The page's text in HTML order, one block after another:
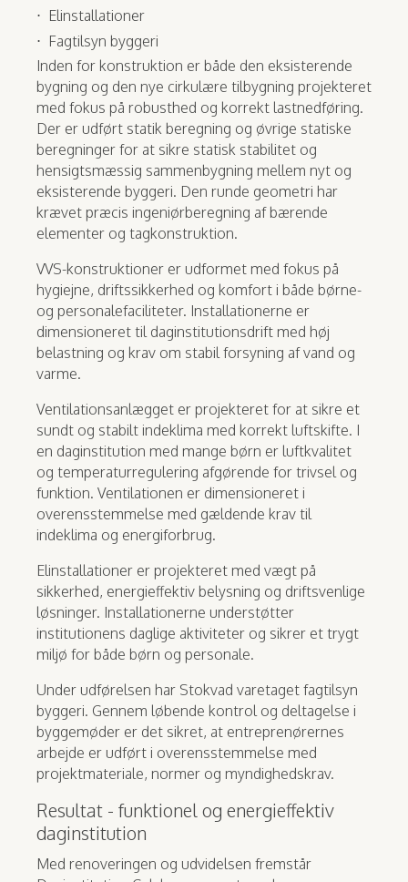
Elinstallationer
Fagtilsyn byggeri
Inden for konstruktion er både den eksisterende
bygning og den nye cirkulære tilbygning projekteret
med fokus på robusthed og korrekt lastnedføring.
Der er udført statik beregning og øvrige statiske
beregninger for at sikre statisk stabilitet og
hensigtsmæssig sammenbygning mellem nyt og
eksisterende byggeri. Den runde geometri har
krævet præcis ingeniørberegning af bærende
elementer og tagkonstruktion.
VVS-konstruktioner er udformet med fokus på
hygiejne, driftssikkerhed og komfort i både børne-
og personalefaciliteter. Installationerne er
dimensioneret til daginstitutionsdrift med høj
belastning og krav om stabil forsyning af vand og
varme.
Ventilationsanlægget er projekteret for at sikre et
sundt og stabilt indeklima med korrekt luftskifte. I
en daginstitution med mange børn er luftkvalitet
og temperaturregulering afgørende for trivsel og
funktion. Ventilationen er dimensioneret i
overensstemmelse med gældende krav til
indeklima og energiforbrug.
Elinstallationer er projekteret med vægt på
sikkerhed, energieffektiv belysning og driftsvenlige
løsninger. Installationerne understøtter
institutionens daglige aktiviteter og sikrer et trygt
miljø for både børn og personale.
Under udførelsen har Stokvad varetaget fagtilsyn
byggeri. Gennem løbende kontrol og deltagelse i
byggemøder er det sikret, at entreprenørernes
arbejde er udført i overensstemmelse med
projektmateriale, normer og myndighedskrav.
Resultat - funktionel og energieffektiv
daginstitution
Med renoveringen og udvidelsen fremstår